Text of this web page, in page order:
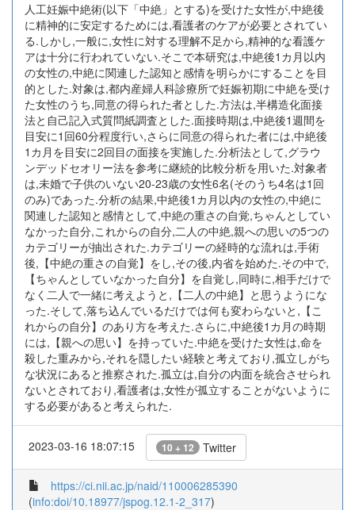
人工妊娠中絶術(以下「中絶」とする)を受けた女性が,中絶後
に精神的に安定するためには,看護者のケアが必要とされてい
る.しかし,一般に,女性に対する理解不足から,精神的な看護ケ
アは十分に行われていない.そこで本研究は,中絶後1カ月以内
の女性の,中絶に関連した認知と感情を明らかにすることを目
的とした.対象は,都内産婦人科診療所で妊娠初期に中絶を受け
た女性のうち,同意の得られた者とした.方法は,半構造化面接
法と自己記入式質問紙調査とした.面接時期は,中絶後1週間を
目安に1回60分程度行い,さらに同意の得られた者には,中絶後
1カ月を目安に2回目の面接を実施した.分析法として,グラウ
ンデッドセオリー法を参考に継続的比較分析を用いた.対象者
は,未婚で子供のいない20-23歳の女性6名(そのうち4名は1回
のみ)であった.分析の結果,中絶後1カ月以内の女性の,中絶に
関連した認知と感情として,中絶の重さの自覚,ちゃんとしてい
なかった自分,これからの自分,二人の中絶,親への思いの5つの
カテゴリーが抽出された.カテゴリーの経時的な流れは,手術
後,【中絶の重さの自覚】をし,その後,内省を始めた.その中で,
【ちゃんとしていなかった自分】を自覚し,同時に,相手だけで
なく二人で一緒に考えようと,【二人の中絶】と思うようにな
った.そして,落ち込んでいるだけでは何も変わらないと,【こ
れからの自分】のあり方を考えた.さらに,中絶後1カ月の時期
には,【親への思い】を持っていた.中絶を受けた女性は,命を
殺した重みから,それを隠したい経験と考えており,孤立しがち
な状況にあると推察された.孤立は,自分の内面を統合させられ
ないとされており,看護者は,女性が孤立することがないように
する必要があると考えられた.
2023-03-16 18:07:15 10 + 12 Twitter
https://ci.nii.ac.jp/naid/110006285390
(info:doi/10.18977/jspog.12.1-2_317)